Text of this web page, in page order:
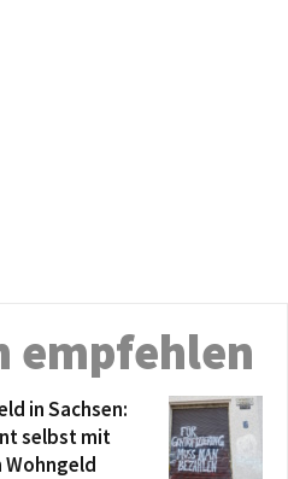
empfehlen
in Sachsen:
selbst mit
Wohngeld